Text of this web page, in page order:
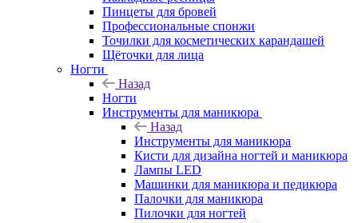
Пинцеты для бровей
Профессиональные спонжи
Точилки для косметических карандашей
Щёточки для лица
Ногти
Назад
Ногти
Инструменты для маникюра
Назад
Инструменты для маникюра
Кисти для дизайна ногтей и маникюра
Лампы LED
Машинки для маникюра и педикюра
Палочки для маникюра
Пилочки для ногтей